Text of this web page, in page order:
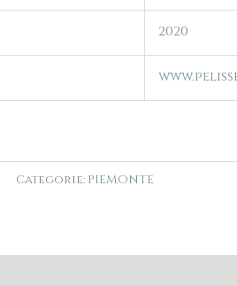
2020
Categorie: PIEMONTE